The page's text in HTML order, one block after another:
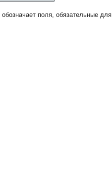
обозначает поля, обязательные